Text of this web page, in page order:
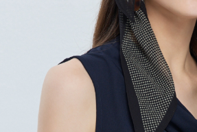
每筆NT$120，滿NT$2,000(含以上)免運費
每筆NT$400，滿NT$2,000(含以上)免運費
付款後門市自取